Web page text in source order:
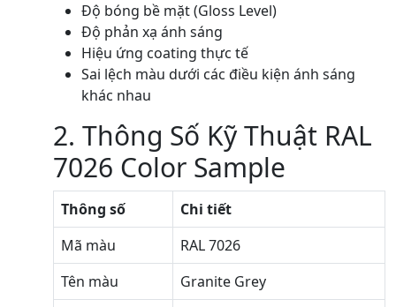
Độ bóng bề mặt (Gloss Level)
Độ phản xạ ánh sáng
Hiệu ứng coating thực tế
Sai lệch màu dưới các điều kiện ánh sáng
khác nhau
2. Thông Số Kỹ Thuật RAL
7026 Color Sample
Thông số
Chi tiết
Mã màu
RAL 7026
Tên màu
Granite Grey